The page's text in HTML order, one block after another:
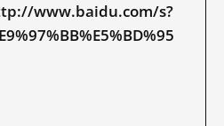
www.baidu.com/s?